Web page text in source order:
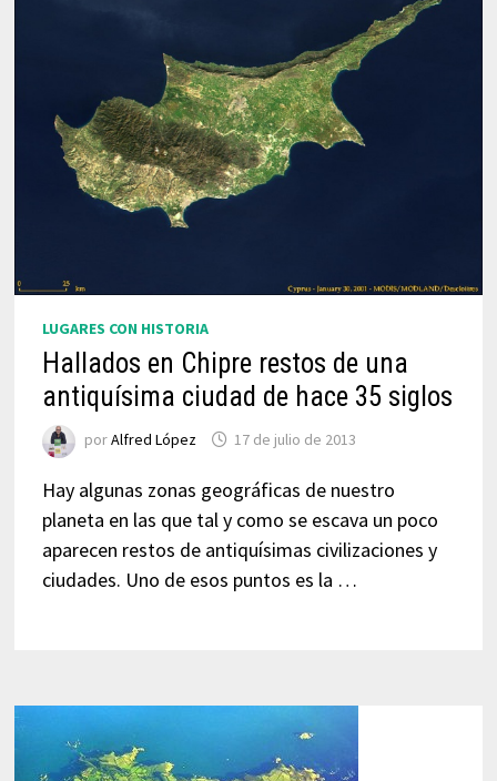
LUGARES CON HISTORIA
Hallados en Chipre restos de una
antiquísima ciudad de hace 35 siglos
porAlfred López 17 de julio de 2013
Hay algunas zonas geográficas de nuestro
planeta en las que tal y como se escava un poco
aparecen restos de antiquísimas civilizaciones y
ciudades. Uno de esos puntos es la …